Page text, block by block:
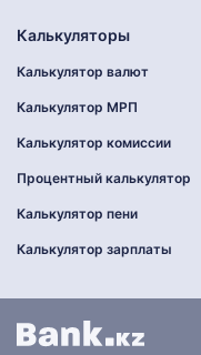
Калькуляторы
Калькулятор валют
Калькулятор МРП
Калькулятор комиссии
Процентный калькулятор
Калькулятор пени
Калькулятор зарплаты